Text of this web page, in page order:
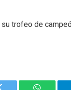
trofeo de